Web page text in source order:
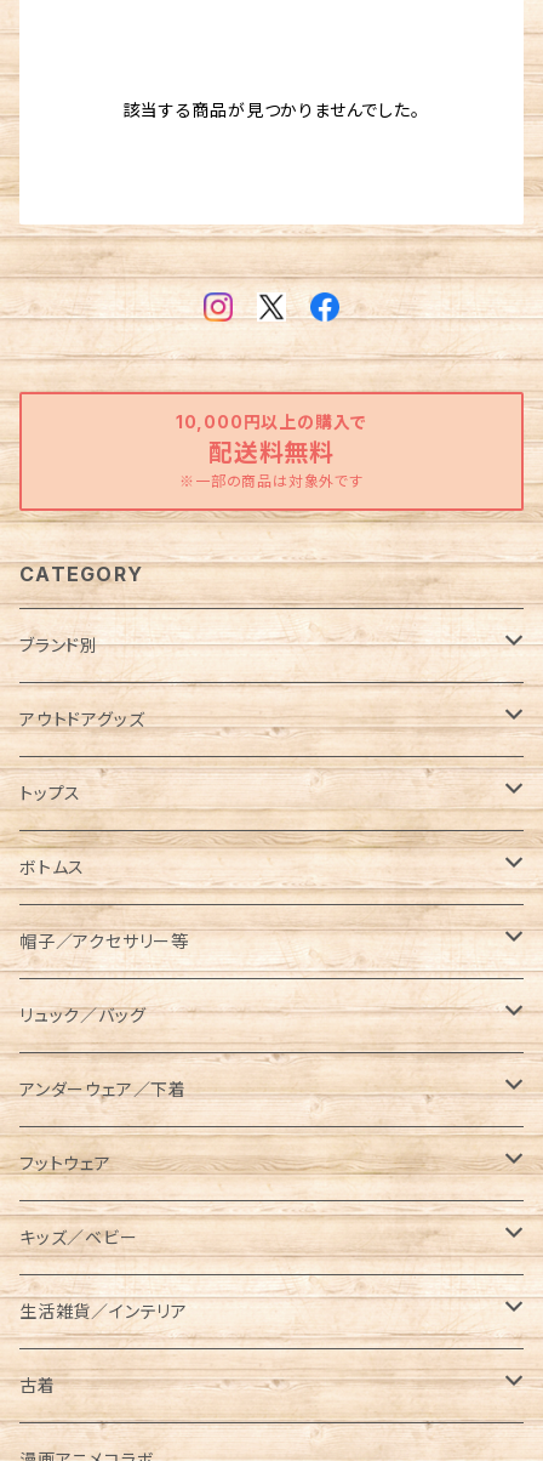
該当する商品が見つかりませんでした。
10,000円以上の購入で
配送料無料
※一部の商品は対象外です
CATEGORY
ブランド別
Abu Garcia（アブガルシア）
anello（アネロ）
AO Coolers（エーオークーラーズ）
asobito（アソビト）
AVIREX（アビレックス）
BEN DAVIS（ベンデイビス）
BRIEFING（ブリーフィング）
BUTTERFLY TWISTS（バタフライツイスト）
Champion（チャンピオン）
CHUMS（チャムス）
東北限定販売アイテム
アウトドアグッズ
焚き火グッズ
ケース各種
コンテナ／ツールボックス
スキレットケース
ダッチオーブンケース
ポールケース
メスティンケース
トラッシュバッグ／ゴミ入れ
薪入れ／薪バッグ
トイレットペーパー／ティッシュケース
テーブル／チェア
コット／マット
レジャーシート／グランドシート
ランタン／ライト類
タンブラー／水筒
クッカー／食器
メスティン
ケトル
トップス
ノースリーブ／タンクトップ
半袖Tシャツ
長袖／ハンパ袖Tシャツ
長袖Tシャツ
七分袖Tシャツ
シャツ
長袖
半袖
スウェット／トレーナー
半袖
長袖
パーカー
プルパーカー
ジップパーカー
ジャケット／アウター
コーチジャケット
中綿ジャケット
オーバーオール／オールインワン
ボトムス
オーバーオール／オールインワン
ロングパンツ
ハーフパンツ／ショーツ
クロップドパンツ
帽子／アクセサリー等
キャップ／ハット
ベルト／サスペンダー
マフラー／ネックウォーマー／ネックゲイター
ニットキャップ
手袋／グローブ
パスケース
リュック／バッグ
リュック
ショルダーバッグ
メッセンジャーバッグ
サコッシュ／ポーチ
トートバッグ
アンダーウェア／下着
ソックス
ロング
ショート／アンクル
レギンス／スパッツ
フットウェア
スニーカー
サンダル
ブーツ
キッズ／ベビー
キッズ
半袖Tシャツ
長袖Tシャツ
ベビー
ベビービブ
生活雑貨／インテリア
タンブラー／コップ／水筒
古着